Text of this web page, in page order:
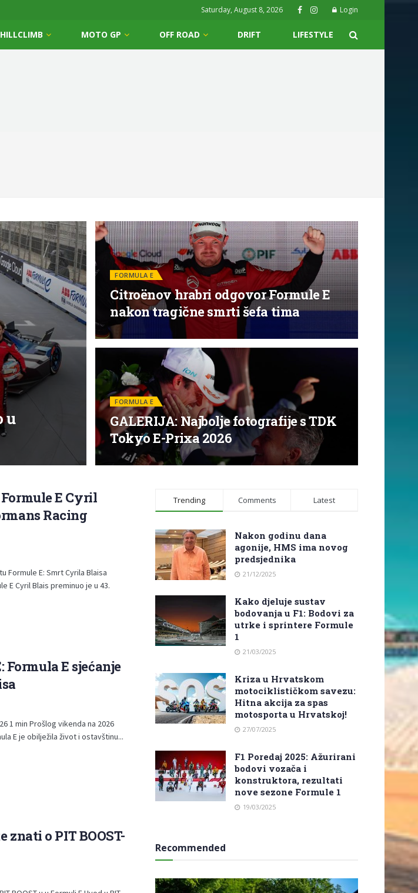
Saturday, August 8, 2026 Login
HILLCLIMB MOTO GP OFF ROAD DRIFT LIFESTYLE
u
FORMULA E
Citroënov hrabri odgovor Formule E
nakon tragične smrti šefa tima
FORMULA E
GALERIJA: Najbolje fotografije s TDK
Tokyo E-Prixa 2026
E Cyril
Racing
Formule E: Smrt Cyrila Blaisa
E Cyril Blais preminuo je u 43.
Formula E sjećanje
1 min Prošlog vikenda na 2026
E je obilježila život i ostavštinu...
znati o PIT BOOST-
Trending Comments Latest
Nakon godinu dana
agonije, HMS ima novog
predsjednika
21/12/2025
Kako djeluje sustav
bodovanja u F1: Bodovi za
utrke i sprintere Formule
1
21/03/2025
Kriza u Hrvatskom
motociklističkom savezu:
Hitna akcija za spas
motosporta u Hrvatskoj!
27/07/2025
F1 Poredaj 2025: Ažurirani
bodovi vozača i
konstruktora, rezultati
nove sezone Formule 1
19/03/2025
Recommended